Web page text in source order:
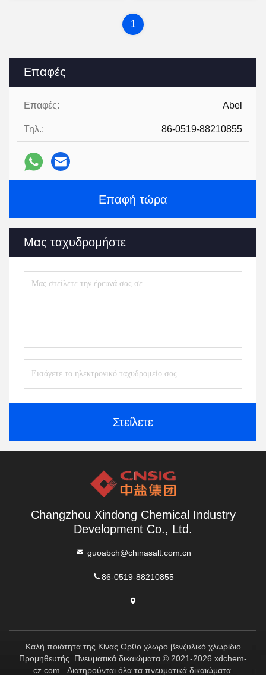
Επαφές
Επαφές: Abel
Τηλ.: 86-0519-88210855
Επαφή τώρα
Μας ταχυδρομήστε
Στείλετε
1
Changzhou Xindong Chemical Industry
Development Co., Ltd.
guoabch@chinasalt.com.cn
86-0519-88210855
Καλή ποιότητα της Κίνας Ορθο χλωρο βενζυλικό χλωρίδιο
Προμηθευτής. Πνευματικά δικαιώματα © 2021-2026 xdchem-
cz.com . Διατηρούνται όλα τα πνευματικά δικαιώματα.